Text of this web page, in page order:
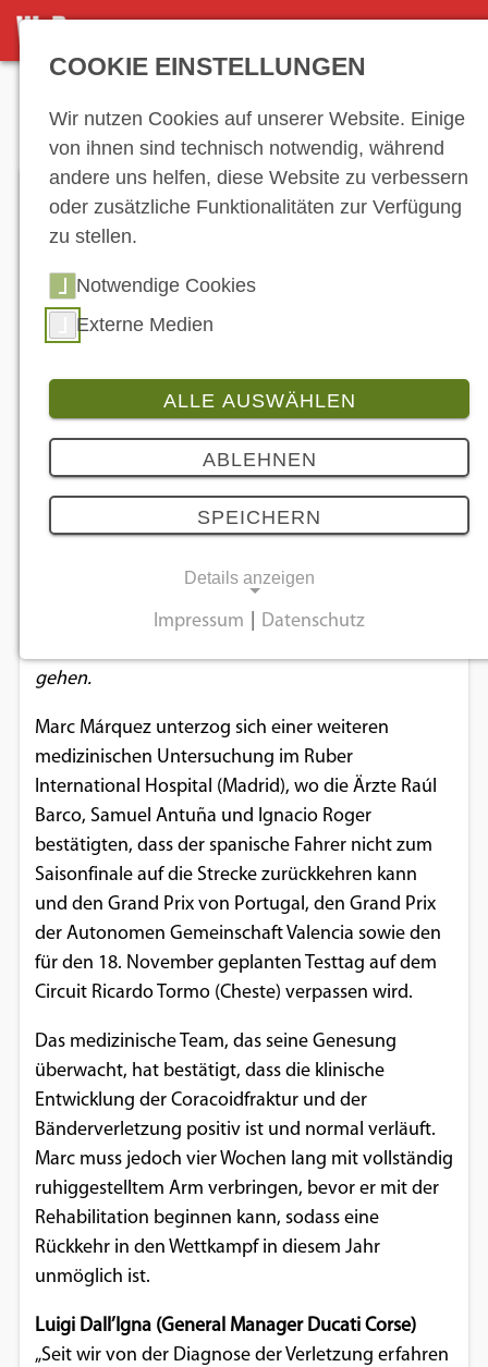
DETAILSEITE
Die MotoGP-Saison 2025 ist für Marc
Márquez vorbei
27.10.2025
Nach seiner Schulteroperation wird der
gehen.
Marc Márquez unterzog sich einer weiteren
medizinischen Untersuchung im Ruber
International Hospital (Madrid), wo die Ärzte Raúl
Barco, Samuel Antuña und Ignacio Roger
bestätigten, dass der spanische Fahrer nicht zum
Saisonfinale auf die Strecke zurückkehren kann
und den Grand Prix von Portugal, den Grand Prix
der Autonomen Gemeinschaft Valencia sowie den
für den 18. November geplanten Testtag auf dem
Circuit Ricardo Tormo (Cheste) verpassen wird.
Das medizinische Team, das seine Genesung
überwacht, hat bestätigt, dass die klinische
Entwicklung der Coracoidfraktur und der
Bänderverletzung positiv ist und normal verläuft.
Marc muss jedoch vier Wochen lang mit vollständig
ruhiggestelltem Arm verbringen, bevor er mit der
Rehabilitation beginnen kann, sodass eine
Rückkehr in den Wettkampf in diesem Jahr
unmöglich ist.
Luigi Dall’Igna (General Manager Ducati Corse)
„Seit wir von der Diagnose der Verletzung erfahren
COOKIE EINSTELLUNGEN
Wir nutzen Cookies auf unserer Website. Einige
von ihnen sind technisch notwendig, während
andere uns helfen, diese Website zu verbessern
oder zusätzliche Funktionalitäten zur Verfügung
zu stellen.
Notwendige Cookies
Externe Medien
ALLE AUSWÄHLEN
ABLEHNEN
SPEICHERN
Details anzeigen
Notwendige Cookies ermöglichen
einwandfreie Funktion der Website
Einverständnis-Cookie
Name:
cookie_consent
Dieser Cookie speichert die ausgewählten
Einverständnis-Optionen des Benutzers
Cookie Laufzeit:
1 Jahr
EXTERNE MEDIEN
Um Inhalte von Videoplattformen und
Social Media Plattformen anzeigen zu
können, werden von diesen externen
Medien Cookies gesetzt.
YouTube
Impressum Datenschutz